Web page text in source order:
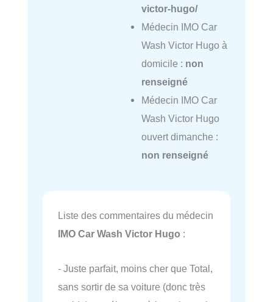
victor-hugo/
Médecin IMO Car
Wash Victor Hugo à
domicile : non
renseigné
Médecin IMO Car
Wash Victor Hugo
ouvert dimanche :
non renseigné
Liste des commentaires du médecin
IMO Car Wash Victor Hugo :
- Juste parfait, moins cher que Total,
sans sortir de sa voiture (donc très